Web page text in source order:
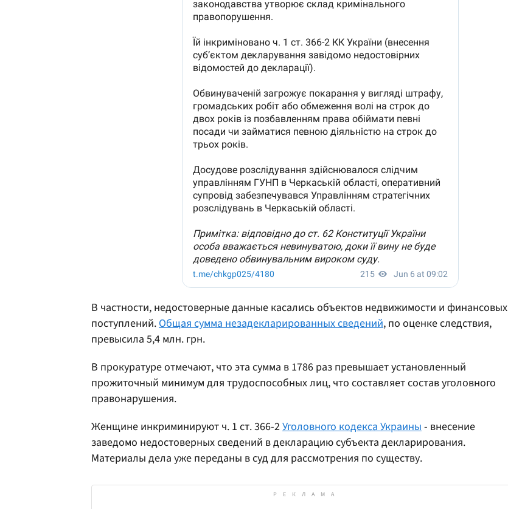
В частности, недостоверные данные касались объектов недвижимости и финансовых
поступлений. Общая сумма незадекларированных сведений, по оценке следствия,
превысила 5,4 млн. грн.
В прокуратуре отмечают, что эта сумма в 1786 раз превышает установленный
прожиточный минимум для трудоспособных лиц, что составляет состав уголовного
правонарушения.
Женщине инкриминируют ч. 1 ст. 366-2Уголовного кодекса Украины - внесение
заведомо недостоверных сведений в декларацию субъекта декларирования.
Материалы дела уже переданы в суд для рассмотрения по существу.